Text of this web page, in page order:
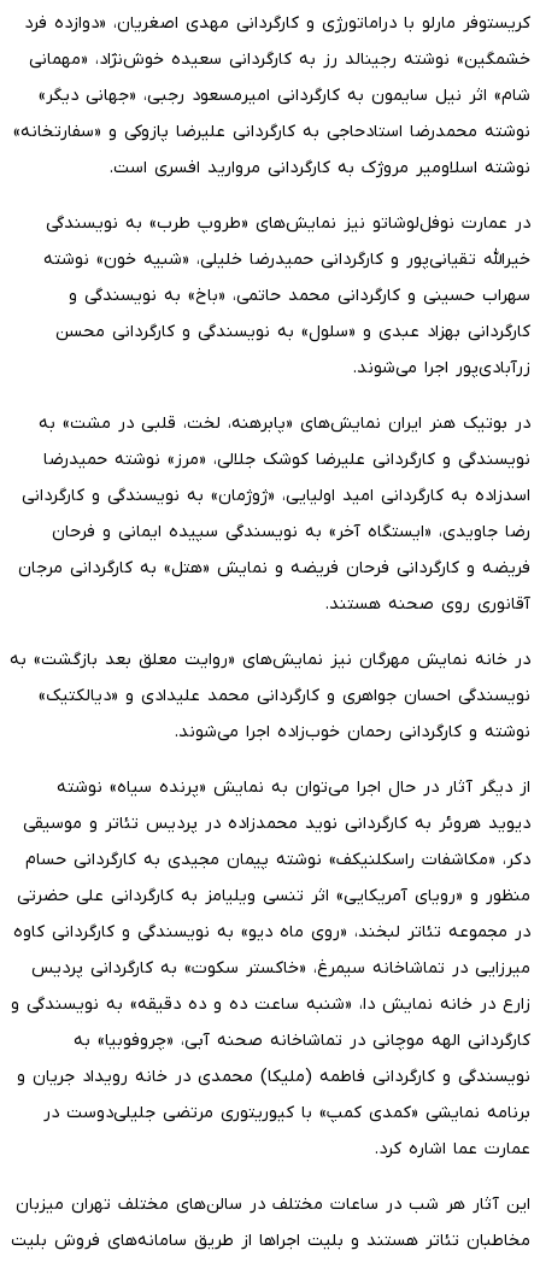
کریستوفر مارلو با دراماتورژی و کارگردانی مهدی اصغریان، «دوازده فرد
خشمگین» نوشته رجینالد رز به کارگردانی سعیده خوش‌نژاد، «مهمانی
شام» اثر نیل سایمون به کارگردانی امیرمسعود رجبی، «جهانی دیگر»
نوشته محمدرضا استادحاجی به کارگردانی علیرضا پازوکی و «سفارتخانه»
نوشته اسلاومیر مروژک به کارگردانی مروارید افسری است.
در عمارت نوفل‌لوشاتو نیز نمایش‌های «طروپ طرب» به نویسندگی
خیرالله تقیانی‌پور و کارگردانی حمیدرضا خلیلی، «شبیه خون» نوشته
سهراب حسینی و کارگردانی محمد حاتمی، «باخ» به نویسندگی و
کارگردانی بهزاد عبدی و «سلول» به نویسندگی و کارگردانی محسن
زرآبادی‌پور اجرا می‌شوند.
در بوتیک هنر ایران نمایش‌های «پابرهنه، لخت، قلبی در مشت» به
نویسندگی و کارگردانی علیرضا کوشک جلالی، «مرز» نوشته حمیدرضا
اسدزاده به کارگردانی امید اولیایی، «ژوژمان» به نویسندگی و کارگردانی
رضا جاویدی، «ایستگاه آخر» به نویسندگی سپیده ایمانی و فرحان
فریضه و کارگردانی فرحان فریضه و نمایش «هتل» به کارگردانی مرجان
آقانوری روی صحنه هستند.
در خانه نمایش مهرگان نیز نمایش‌های «روایت معلق بعد بازگشت» به
نویسندگی احسان جواهری و کارگردانی محمد علیدادی و «دیالکتیک»
نوشته و کارگردانی رحمان خوب‌زاده اجرا می‌شوند.
از دیگر آثار در حال اجرا می‌توان به نمایش «پرنده سیاه» نوشته
دیوید هروئر به کارگردانی نوید محمدزاده در پردیس تئاتر و موسیقی
دکر، «مکاشفات راسکلنیکف» نوشته پیمان مجیدی به کارگردانی حسام
منظور و «رویای آمریکایی» اثر تنسی ویلیامز به کارگردانی علی حضرتی
در مجموعه تئاتر لبخند، «روی ماه دیو» به نویسندگی و کارگردانی کاوه
میرزایی در تماشاخانه سیمرغ، «خاکستر سکوت» به کارگردانی پردیس
زارع در خانه نمایش دا، «شنبه ساعت ده و ده دقیقه» به نویسندگی و
کارگردانی الهه موچانی در تماشاخانه صحنه آبی، «چروفوبیا» به
نویسندگی و کارگردانی فاطمه (ملیکا) محمدی در خانه رویداد جریان و
برنامه نمایشی «کمدی کمپ» با کیوریتوری مرتضی جلیلی‌دوست در
عمارت عما اشاره کرد.
این آثار هر شب در ساعات مختلف در سالن‌های مختلف تهران میزبان
مخاطبان تئاتر هستند و بلیت اجراها از طریق سامانه‌های فروش بلیت